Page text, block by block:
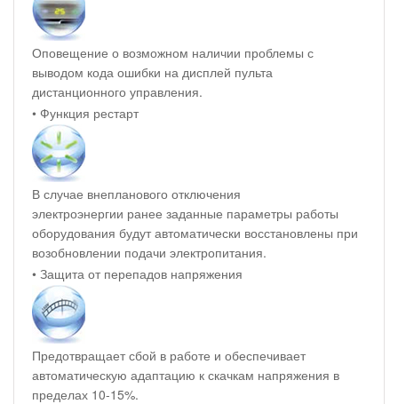
Оповещение о возможном наличии проблемы с
выводом кода ошибки на дисплей пульта
дистанционного управления.
• Функция рестарт
В случае внепланового отключения
электроэнергии ранее заданные параметры работы
оборудования будут автоматически восстановлены при
возобновлении подачи электропитания.
• Защита от перепадов напряжения
Предотвращает сбой в работе и обеспечивает
автоматическую адаптацию к скачкам напряжения в
пределах 10-15%.